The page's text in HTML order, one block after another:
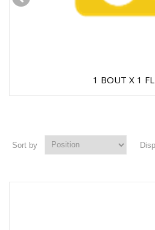
1 BOUT X 1
Sort by